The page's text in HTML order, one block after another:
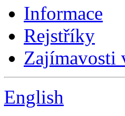
Informace
Rejstříky
Zajímavosti
English